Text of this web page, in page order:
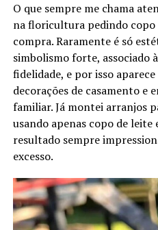
O que sempre me chama
na floricultura pedindo copo
compra. Raramente é só
simbolismo forte, associado
fidelidade, e por isso
decorações de casamento e
familiar. Já montei arranjos
usando apenas copo de leite
resultado sempre
excesso.